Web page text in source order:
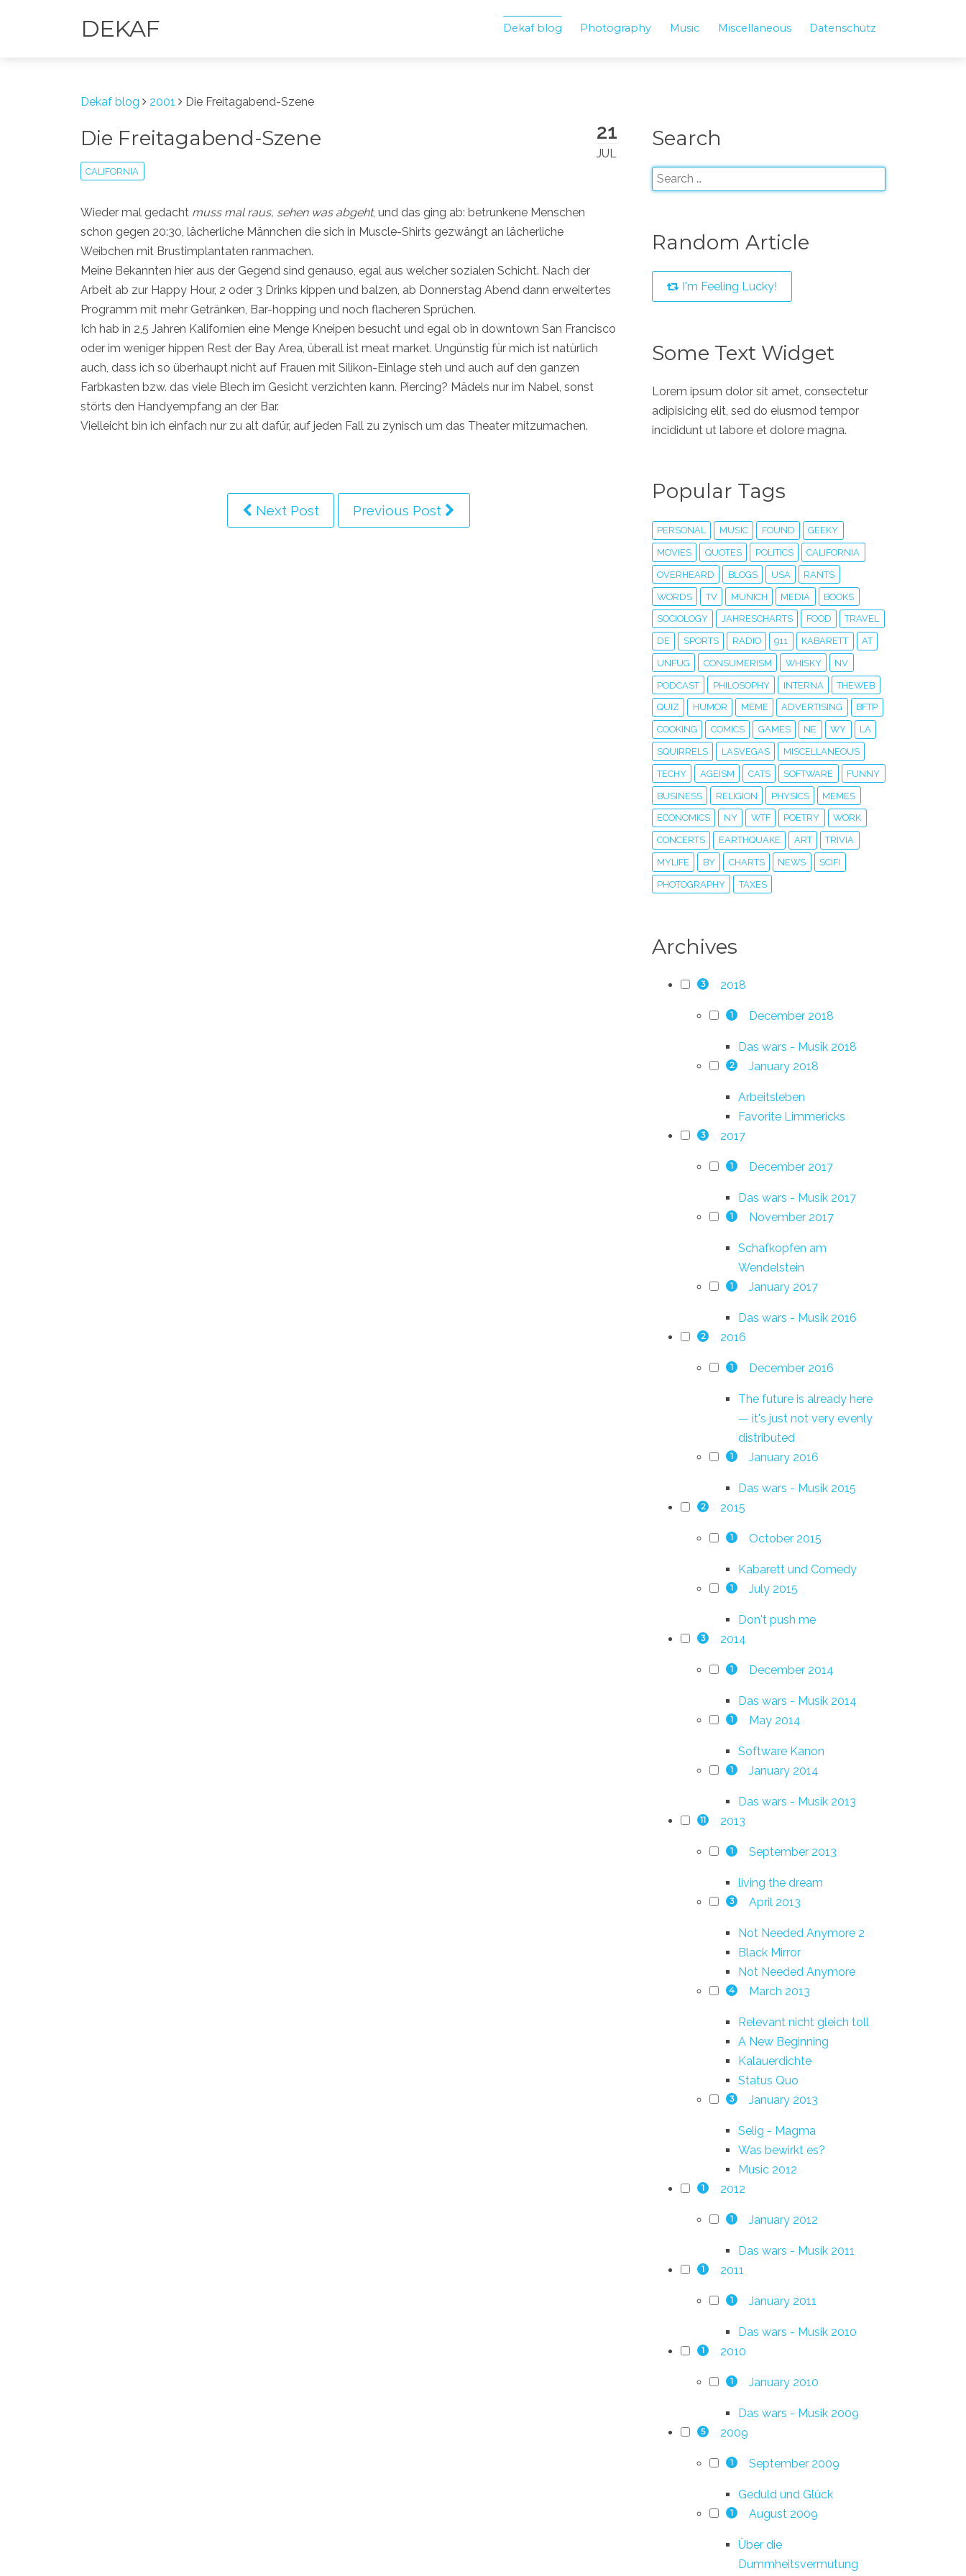
DEKAF Dekaf blog Photography Music Miscellaneous Datenschutz
Dekaf blog 2001 Die Freitagabend-Szene
21
JUL
Die Freitagabend-Szene
CALIFORNIA
Wieder mal gedacht muss mal raus, sehen was abgeht, und das ging ab: betrunkene Menschen
schon gegen 20:30, lächerliche Männchen die sich in Muscle-Shirts gezwängt an lächerliche
Weibchen mit Brustimplantaten ranmachen.
Meine Bekannten hier aus der Gegend sind genauso, egal aus welcher sozialen Schicht. Nach der
Arbeit ab zur Happy Hour, 2 oder 3 Drinks kippen und balzen, ab Donnerstag Abend dann erweitertes
Programm mit mehr Getränken, Bar-hopping und noch flacheren Sprüchen.
Ich hab in 2,5 Jahren Kalifornien eine Menge Kneipen besucht und egal ob in downtown San Francisco
oder im weniger hippen Rest der Bay Area, überall ist meat market. Ungünstig für mich ist natürlich
auch, dass ich so überhaupt nicht auf Frauen mit Silikon-Einlage steh und auch auf den ganzen
Farbkasten bzw. das viele Blech im Gesicht verzichten kann. Piercing? Mädels nur im Nabel, sonst
störts den Handyempfang an der Bar.
Vielleicht bin ich einfach nur zu alt dafür, auf jeden Fall zu zynisch um das Theater mitzumachen.
Next Post Previous Post
Search
Random Article
I'm Feeling Lucky!
Some Text Widget
Lorem ipsum dolor sit amet, consectetur
adipisicing elit, sed do eiusmod tempor
incididunt ut labore et dolore magna.
Popular Tags
PERSONAL MUSIC FOUND GEEKY
MOVIES QUOTES POLITICS CALIFORNIA
OVERHEARD BLOGS USA RANTS
WORDS TV MUNICH MEDIA BOOKS
SOCIOLOGY JAHRESCHARTS FOOD TRAVEL
DE SPORTS RADIO 911 KABARETT AT
UNFUG CONSUMERISM WHISKY NV
PODCAST PHILOSOPHY INTERNA THEWEB
QUIZ HUMOR MEME ADVERTISING BFTP
COOKING COMICS GAMES NE WY LA
SQUIRRELS LASVEGAS MISCELLANEOUS
TECHY AGEISM CATS SOFTWARE FUNNY
BUSINESS RELIGION PHYSICS MEMES
ECONOMICS NY WTF POETRY WORK
CONCERTS EARTHQUAKE ART TRIVIA
MYLIFE BY CHARTS NEWS SCIFI
PHOTOGRAPHY TAXES
Archives
3 2018
1 December 2018
Das wars - Musik 2018
2 January 2018
Arbeitsleben
Favorite Limmericks
3 2017
1 December 2017
Das wars - Musik 2017
1 November 2017
Schafkopfen am
Wendelstein
1 January 2017
Das wars - Musik 2016
2 2016
1 December 2016
The future is already here
— it's just not very evenly
distributed
1 January 2016
Das wars - Musik 2015
2 2015
1 October 2015
Kabarett und Comedy
1 July 2015
Don't push me
3 2014
1 December 2014
Das wars - Musik 2014
1 May 2014
Software Kanon
1 January 2014
Das wars - Musik 2013
11 2013
1 September 2013
living the dream
3 April 2013
Not Needed Anymore 2
Black Mirror
Not Needed Anymore
4 March 2013
Relevant nicht gleich toll
A New Beginning
Kalauerdichte
Status Quo
3 January 2013
Selig - Magma
Was bewirkt es?
Music 2012
1 2012
1 January 2012
Das wars - Musik 2011
1 2011
1 January 2011
Das wars - Musik 2010
1 2010
1 January 2010
Das wars - Musik 2009
5 2009
1 September 2009
Geduld und Glück
1 August 2009
Über die
Dummheitsvermutung